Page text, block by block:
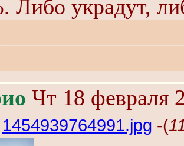
Либо украдут,
Чт 18 февраля
1454939764991.jpg -(